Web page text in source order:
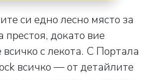
си едно лесно място за
престоя, докато вие
с лекота. С Портала
всичко — от детайлите